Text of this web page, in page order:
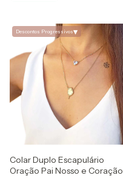
Descontos Progressivos▾
Colar Duplo Escapulário
Oração Pai Nosso e Coração